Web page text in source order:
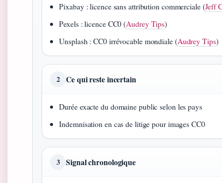
Pixabay : licence sans attribution commerciale (Jeff
Pexels : licence CC0 (Audrey Tips)
Unsplash : CC0 irrévocable mondiale (Audrey Tips)
2 Ce qui reste incertain
Durée exacte du domaine public selon les pays
Indemnisation en cas de litige pour images CC0
3 Signal chronologique